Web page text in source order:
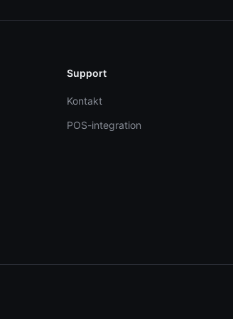
Support
Kontakt
POS-integration